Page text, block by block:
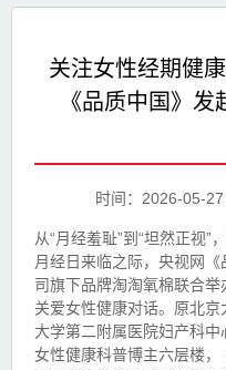
关注女性经期健
《品质中国》
时间：2026-05-
从“月经羞耻”到“坦然正视
月经日来临之际，央视网
司旗下品牌淘淘氧棉联合举
关爱女性健康对话。原北
大学第二附属医院妇产科
女性健康科普博主六层楼